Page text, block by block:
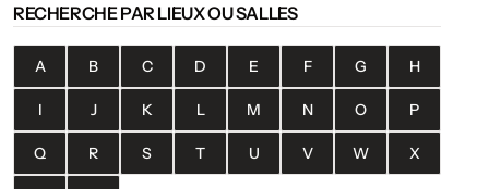
RECHERCHE PAR LIEUX OU SALLES
A B C D E F G H
I J K L M N O P
Q R S T U V W X